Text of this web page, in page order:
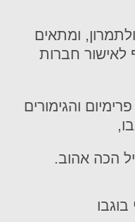
ומתאים
לאישור חברות
והגימורים
הכה אהוב.